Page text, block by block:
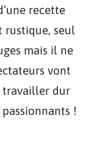
recette
rustique, seul
mais il ne
vont
travailler dur
!